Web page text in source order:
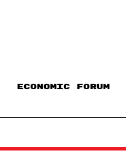
ECONOMIC FORUM